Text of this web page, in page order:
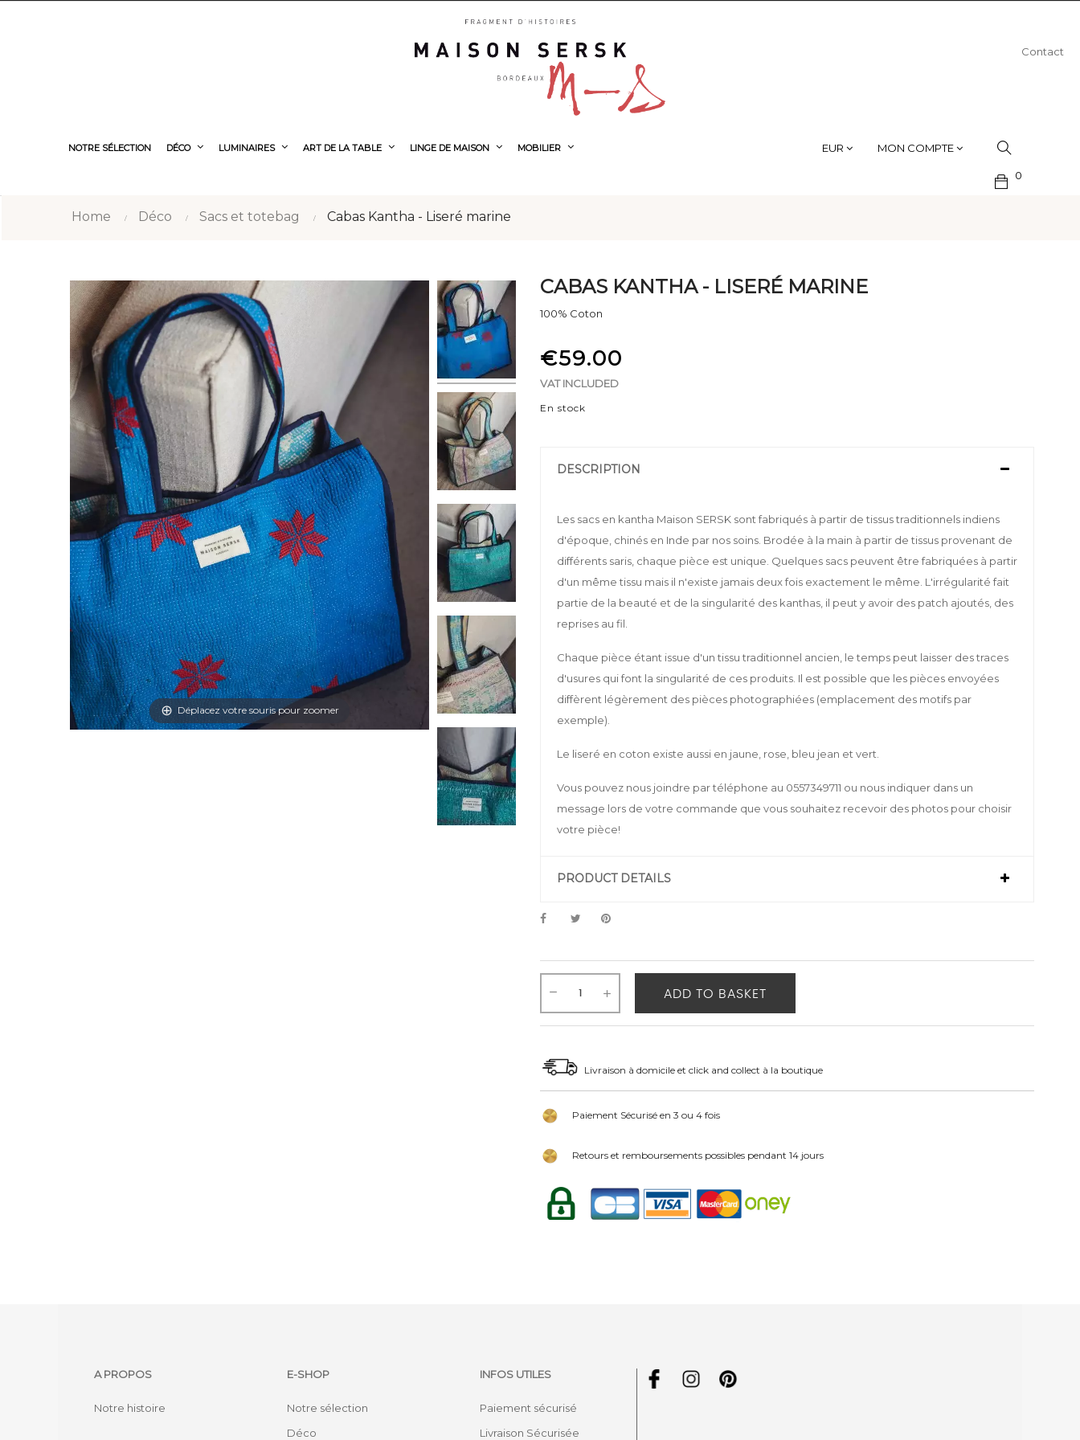
Contact
NOTRE SÉLECTION DÉCO LUMINAIRES ART DE LA TABLE LINGE DE MAISON MOBILIER EUR MON COMPTE
0
Home Déco Sacs et totebag Cabas Kantha - Liseré marine
Déplacez votre souris pour zoomer
CABAS KANTHA - LISERÉ MARINE
100% Coton
€59.00
VAT INCLUDED
En stock
DESCRIPTION
Les sacs en kantha Maison SERSK sont fabriqués à partir de tissus traditionnels indiens
d'époque, chinés en Inde par nos soins. Brodée à la main à partir de tissus provenant de
différents saris, chaque pièce est unique. Quelques sacs peuvent être fabriquées à partir
d'un même tissu mais il n'existe jamais deux fois exactement le même. L'irrégularité fait
partie de la beauté et de la singularité des kanthas, il peut y avoir des patch ajoutés, des
reprises au fil.
Chaque pièce étant issue d'un tissu traditionnel ancien, le temps peut laisser des traces
d'usures qui font la singularité de ces produits. Il est possible que les pièces envoyées
diffèrent légèrement des pièces photographiées (emplacement des motifs par
exemple).
Le liseré en coton existe aussi en jaune, rose, bleu jean et vert.
Vous pouvez nous joindre par téléphone au 0557349711 ou nous indiquer dans un
message lors de votre commande que vous souhaitez recevoir des photos pour choisir
votre pièce!
PRODUCT DETAILS
ADD TO BASKET
Livraison à domicile et click and collect à la boutique
Paiement Sécurisé en 3 ou 4 fois
Retours et remboursements possibles pendant 14 jours
A PROPOS
Notre histoire
E-SHOP
Notre sélection
Déco
INFOS UTILES
Paiement sécurisé
Livraison Sécurisée